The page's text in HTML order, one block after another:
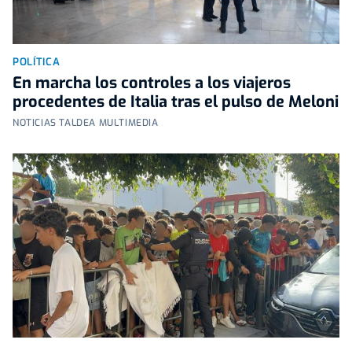
POLÍTICA
En marcha los controles a los viajeros
procedentes de Italia tras el pulso de Meloni
NOTICIAS TALDEA MULTIMEDIA